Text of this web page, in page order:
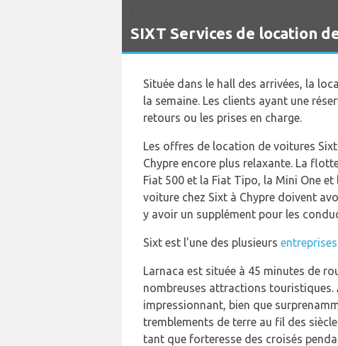
SIXT Services de location
Située dans le hall des arrivées, la
la semaine. Les clients ayant une
retours ou les prises en charge.
Les offres de location de voitures
Chypre encore plus relaxante. La
Fiat 500 et la Fiat Tipo, la Mini One
voiture chez Sixt à Chypre doivent
y avoir un supplément pour les
Sixt est l'une des plusieurs
Larnaca est située à 45 minutes de
nombreuses attractions touristiques.
impressionnant, bien que
tremblements de terre au fil des
tant que forteresse des croisés